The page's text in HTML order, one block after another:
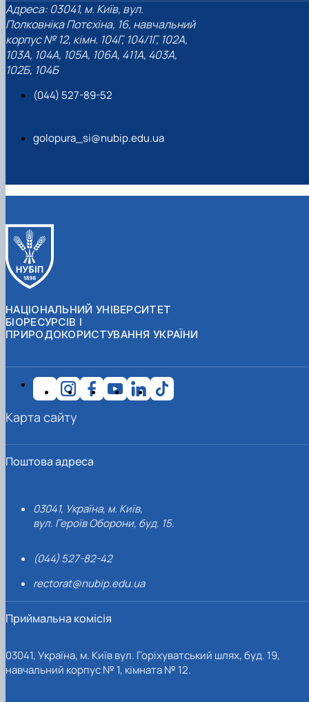
Адреса: 03041, м. Київ, вул.
Полковніка Потєхіна, 16, навчальний
корпус № 12, кімн. 104Г, 104/1Г, 102А,
103А, 104А, 105А, 106А, 411А, 403А,
102Б, 104Б
(044) 527-89-52
golopura_si@nubip.edu.ua
НАЦІОНАЛЬНИЙ УНІВЕРСИТЕТ
БІОРЕСУРСІВ І
ПРИРОДОКОРИСТУВАННЯ УКРАЇНИ
Поштова адреса
03041, Україна, м. Київ,
вул. Героїв Оборони, буд. 15.
(044) 527-82-42
rectorat@nubip.edu.ua
Приймальна комісія
03041, Україна, м. Київ вул. Горіхуватський шлях, буд. 19,
навчальний корпус № 1, кімната № 12.
Карта сайту